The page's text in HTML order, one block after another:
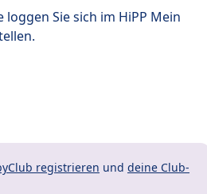
loggen Sie sich im HiPP Mein
registrieren und deine Club-